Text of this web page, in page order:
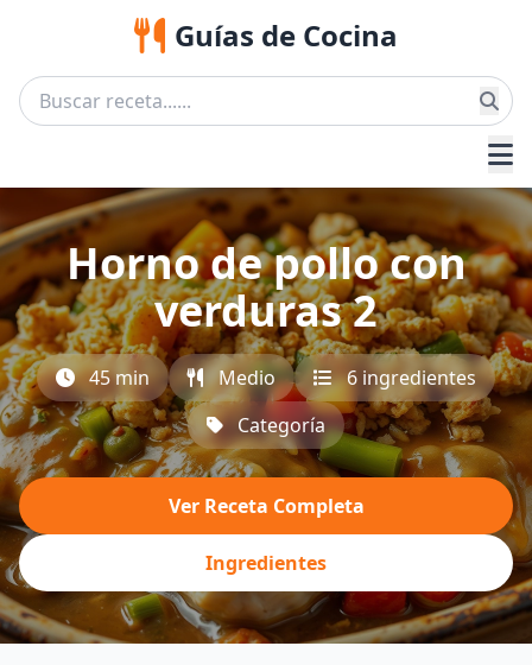
Guías de Cocina
Horno de pollo con
verduras 2
45 min Medio
6 ingredientes
Categoría
Ver Receta Completa
Ingredientes